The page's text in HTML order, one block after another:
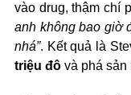
vào drug, thậm chí
anh không bao giờ
nhá”. Kết quả là
triệu đô và phá sản